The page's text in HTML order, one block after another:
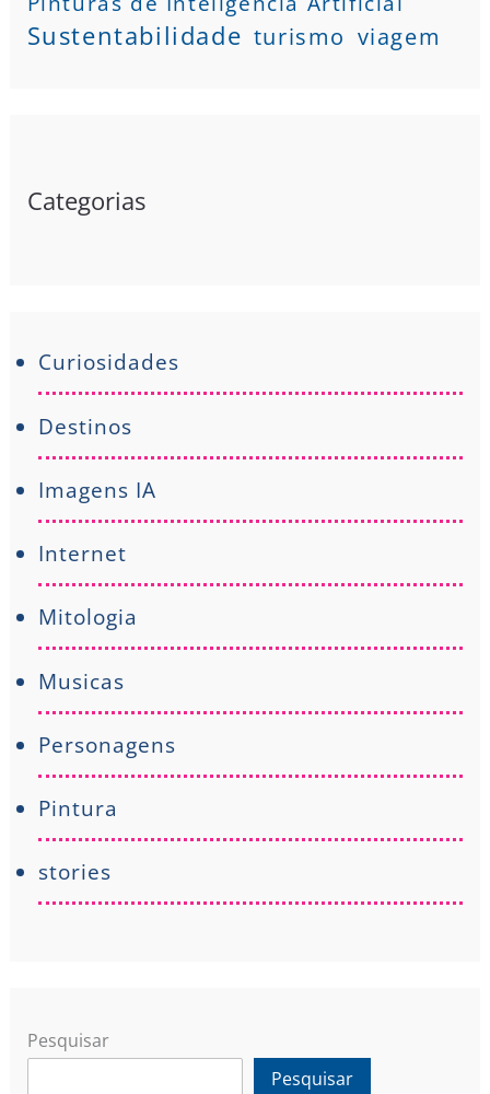
Sustentabilidade turismo viagem
Categorias
Curiosidades
Destinos
Imagens IA
Internet
Mitologia
Musicas
Personagens
Pintura
stories
Pesquisar
Pesquisar